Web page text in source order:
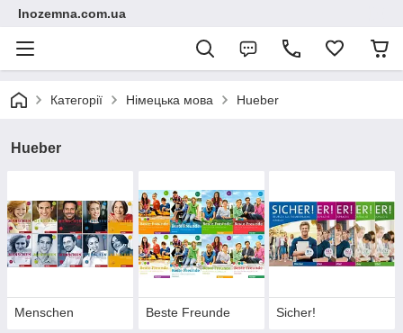
Inozemna.com.ua
Категорії Німецька мова Hueber
Hueber
Menschen Beste Freunde Sicher!